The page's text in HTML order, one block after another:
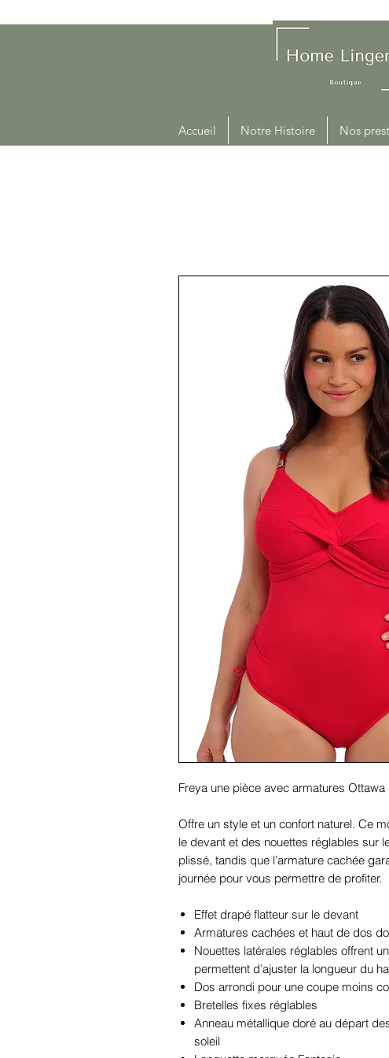
Accueil Notre Histoire Nos
Freya une pièce avec armatures Ottawa
Offre un style et un confort naturel. Ce
le devant et des nouettes réglables sur
plissé, tandis que l’armature cachée
journée pour vous permettre de profiter.
Effet drapé flatteur sur le devant
Armatures cachées et haut de dos
Nouettes latérales réglables offrent
permettent d’ajuster la longueur du
Dos arrondi pour une coupe moins
Bretelles fixes réglables
Anneau métallique doré au départ
soleil